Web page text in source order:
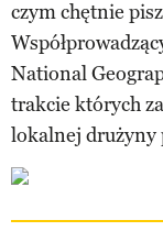
czym chętnie
National
trakcie których
lokalnej drużyny